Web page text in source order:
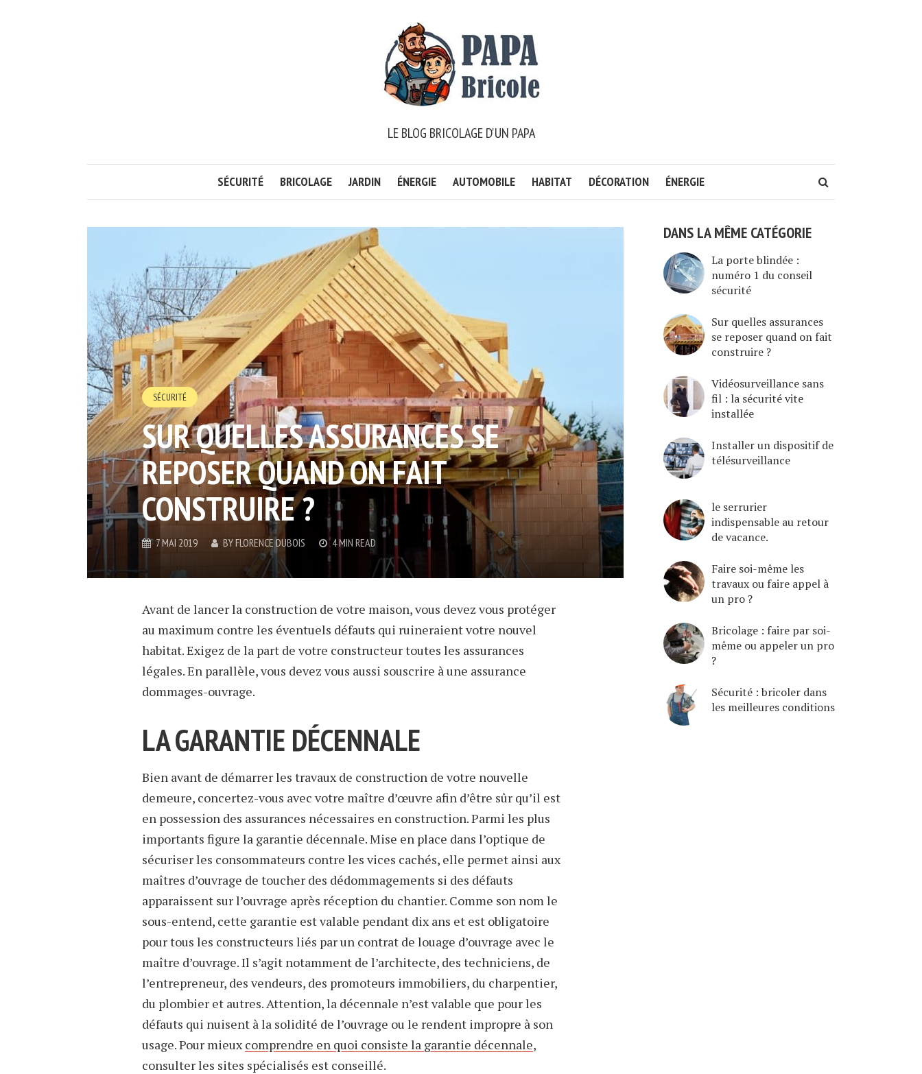
LE BLOG BRICOLAGE D'UN PAPA
SÉCURITÉ BRICOLAGE JARDIN ÉNERGIE AUTOMOBILE HABITAT DÉCORATION ÉNERGIE
SÉCURITÉ
SUR QUELLES ASSURANCES SE
REPOSER QUAND ON FAIT
CONSTRUIRE ?
7 MAI 2019 BYFLORENCE DUBOIS 4 MIN READ
Avant de lancer la construction de votre maison, vous devez vous protéger
au maximum contre les éventuels défauts qui ruineraient votre nouvel
habitat. Exigez de la part de votre constructeur toutes les assurances
légales. En parallèle, vous devez vous aussi souscrire à une assurance
dommages-ouvrage.
LA GARANTIE DÉCENNALE
Bien avant de démarrer les travaux de construction de votre nouvelle
demeure, concertez-vous avec votre maître d’œuvre afin d’être sûr qu’il est
en possession des assurances nécessaires en construction. Parmi les plus
importants figure la garantie décennale. Mise en place dans l’optique de
sécuriser les consommateurs contre les vices cachés, elle permet ainsi aux
maîtres d’ouvrage de toucher des dédommagements si des défauts
apparaissent sur l’ouvrage après réception du chantier. Comme son nom le
sous-entend, cette garantie est valable pendant dix ans et est obligatoire
pour tous les constructeurs liés par un contrat de louage d’ouvrage avec le
maître d’ouvrage. Il s’agit notamment de l’architecte, des techniciens, de
l’entrepreneur, des vendeurs, des promoteurs immobiliers, du charpentier,
du plombier et autres. Attention, la décennale n’est valable que pour les
défauts qui nuisent à la solidité de l’ouvrage ou le rendent impropre à son
usage. Pour mieux comprendre en quoi consiste la garantie décennale,
consulter les sites spécialisés est conseillé.
DANS LA MÊME CATÉGORIE
La porte blindée :
numéro 1 du conseil
sécurité
Sur quelles assurances
se reposer quand on fait
construire ?
Vidéosurveillance sans
fil : la sécurité vite
installée
Installer un dispositif de
télésurveillance
le serrurier
indispensable au retour
de vacance.
Faire soi-même les
travaux ou faire appel à
un pro ?
Bricolage : faire par soi-
même ou appeler un pro
?
Sécurité : bricoler dans
les meilleures conditions